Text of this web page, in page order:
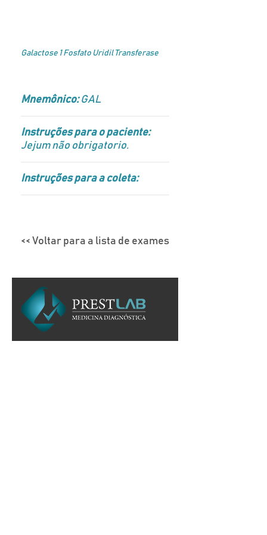
Galactose 1 Fosfato Uridil Transferase
Mnemônico:GAL
Instruções para o paciente:
Jejum não obrigatorio.
Instruções para a coleta:
<< Voltar para a lista de exames